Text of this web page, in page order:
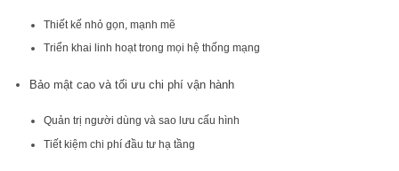
Thiết kế nhỏ gọn, mạnh mẽ
Triển khai linh hoạt trong mọi hệ thống mạng
Bảo mật cao và tối ưu chi phí vận hành
Quản trị người dùng và sao lưu cấu hình
Tiết kiệm chi phí đầu tư hạ tầng